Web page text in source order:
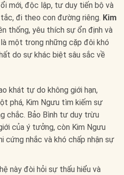
mới, độc lập, tư duy tiến bộ và
đi theo con đường riêng. Kim
thống, yêu thích sự ổn định và
một trong những cặp đôi khó
do sự khác biệt sâu sắc về
khát tự do không giới hạn,
phá, Kim Ngưu tìm kiếm sự
chắc. Bảo Bình tư duy trừu
của ý tưởng, còn Kim Ngưu
nhắc và khó chấp nhận sự
này đòi hỏi sự thấu hiểu và